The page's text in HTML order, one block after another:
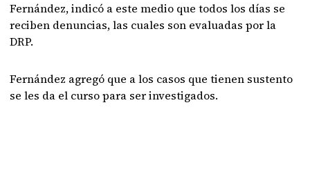
Fernández, indicó a este medio que todos los días se
reciben denuncias, las cuales son evaluadas por la
DRP.
Fernández agregó que a los casos que tienen sustento
se les da el curso para ser investigados.